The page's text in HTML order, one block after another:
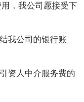
，我公司愿接受下
我公司的银行账
资人中介服务费的